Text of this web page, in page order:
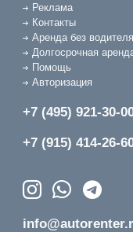
Реклама
Контакты
Аренда без водителя
Долгосрочная
Помощь
Авторизация
+7 (495) 921-30-
+7 (915) 414-26-